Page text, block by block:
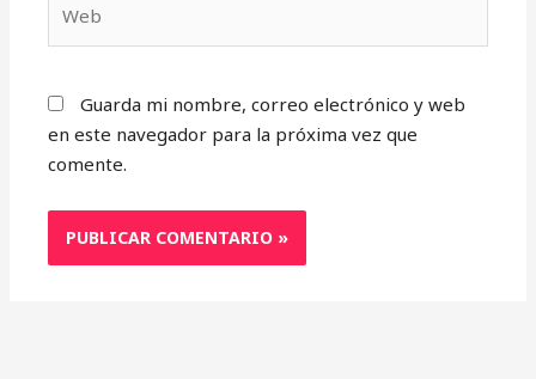
Guarda mi nombre, correo electrónico y web
en este navegador para la próxima vez que
comente.